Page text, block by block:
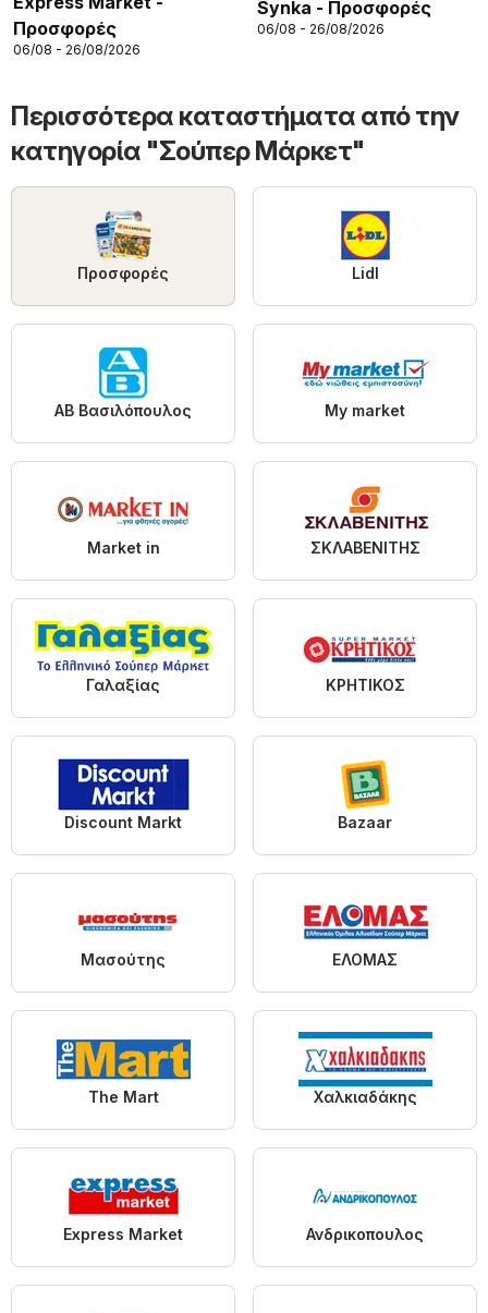
Προσφορές
06/08 - 26/08/2026
Synka - Προσφορές
06/08 - 26/08/2026
Περισσότερα καταστήματα από την
κατηγορία "Σούπερ Μάρκετ"
Προσφορές Lidl
ΑΒ Βασιλόπουλος My market
Market in ΣΚΛΑΒΕΝΙΤΗΣ
Γαλαξίας ΚΡΗΤΙΚΟΣ
Discount Markt Bazaar
Μασούτης ΕΛΟΜΑΣ
The Mart Χαλκιαδάκης
Express Market Ανδρικοπουλος